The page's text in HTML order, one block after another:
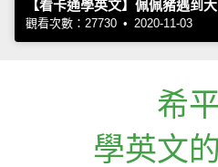
【看卡通學英文】佩佩豬遇到
觀看次數：27730 • 2020-11-03
希
學英文